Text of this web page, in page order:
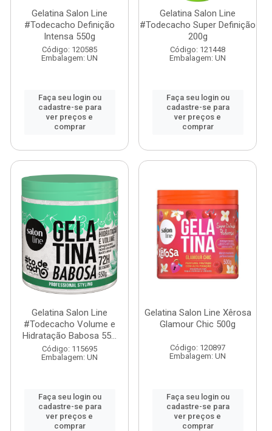
Gelatina Salon Line
#Todecacho Definição
Intensa 550g
Código: 120585
Embalagem: UN
Faça seu login ou
cadastre-se para
ver preços e
comprar
Gelatina Salon Line
#Todecacho Super Definição
200g
Código: 121448
Embalagem: UN
Faça seu login ou
cadastre-se para
ver preços e
comprar
Gelatina Salon Line
#Todecacho Volume e
Hidratação Babosa 55...
Código: 115695
Embalagem: UN
Faça seu login ou
cadastre-se para
ver preços e
comprar
Gelatina Salon Line Xêrosa
Glamour Chic 500g
Código: 120897
Embalagem: UN
Faça seu login ou
cadastre-se para
ver preços e
comprar